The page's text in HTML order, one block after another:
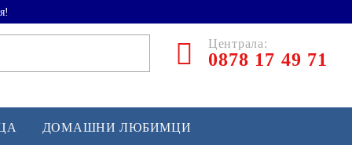
Централа:
0878 17 49 71
ДОМАШНИ ЛЮБИМЦИ